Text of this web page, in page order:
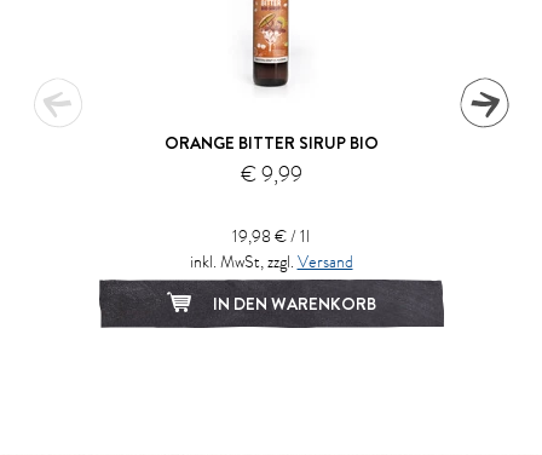
ORANGE BITTER SIRUP BIO
€ 9,99
19,98 € / 1l
inkl. MwSt, zzgl. Versand
IN DEN WARENKORB